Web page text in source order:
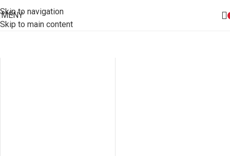
Skip to navigation
Skip to main content
MENY